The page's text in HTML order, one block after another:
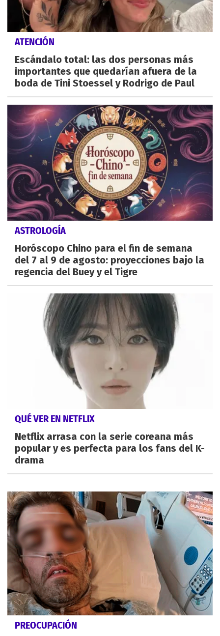
ATENCIÓN
Escándalo total: las dos personas más
importantes que quedarían afuera de la
boda de Tini Stoessel y Rodrigo de Paul
ASTROLOGÍA
Horóscopo Chino para el fin de semana
del 7 al 9 de agosto: proyecciones bajo la
regencia del Buey y el Tigre
QUÉ VER EN NETFLIX
Netflix arrasa con la serie coreana más
popular y es perfecta para los fans del K-
drama
PREOCUPACIÓN